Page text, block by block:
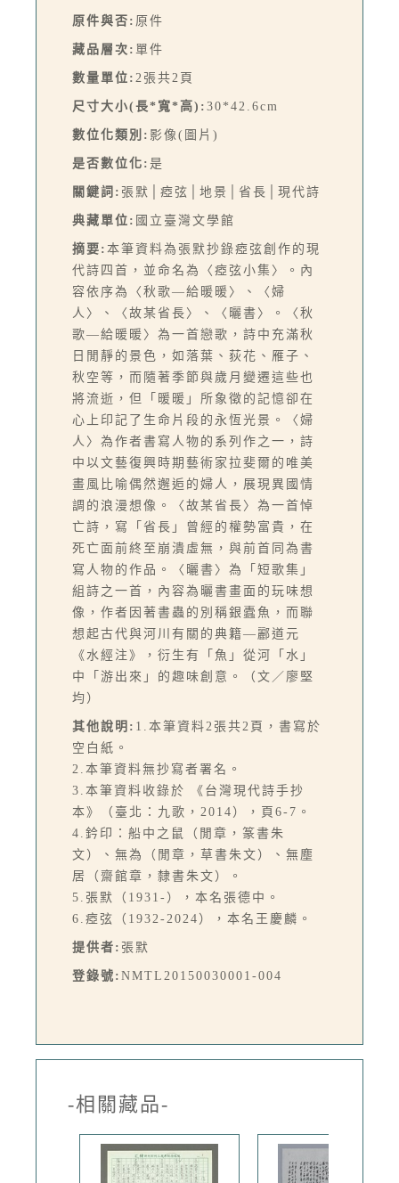
原件與否: 原件
藏品層次: 單件
數量單位: 2張共2頁
尺寸大小(長*寬*高): 30*42.6cm
數位化類別: 影像(圖片)
是否數位化: 是
關鍵詞: 張默│瘂弦│地景│省長│現代詩
典藏單位: 國立臺灣文學館
摘要: 本筆資料為張默抄錄瘂弦創作的現
代詩四首，並命名為〈瘂弦小集〉。內
容依序為〈秋歌—給暖暖〉、〈婦
人〉、〈故某省長〉、〈曬書〉。〈秋
歌—給暖暖〉為一首戀歌，詩中充滿秋
日閒靜的景色，如落葉、荻花、雁子、
秋空等，而隨著季節與歲月變遷這些也
將流逝，但「暖暖」所象徵的記憶卻在
心上印記了生命片段的永恆光景。〈婦
人〉為作者書寫人物的系列作之一，詩
中以文藝復興時期藝術家拉斐爾的唯美
畫風比喻偶然邂逅的婦人，展現異國情
調的浪漫想像。〈故某省長〉為一首悼
亡詩，寫「省長」曾經的權勢富貴，在
死亡面前終至崩潰虛無，與前首同為書
寫人物的作品。〈曬書〉為「短歌集」
組詩之一首，內容為曬書畫面的玩味想
像，作者因著書蟲的別稱銀蠹魚，而聯
想起古代與河川有關的典籍—酈道元
《水經注》，衍生有「魚」從河「水」
中「游出來」的趣味創意。（文／廖堅
均）
其他說明: 1.本筆資料2張共2頁，書寫於
空白紙。
2.本筆資料無抄寫者署名。
3.本筆資料收錄於 《台灣現代詩手抄
本》（臺北：九歌，2014），頁6-7。
4.鈐印：船中之鼠（閒章，篆書朱
文）、無為（閒章，草書朱文）、無塵
居（齋館章，隸書朱文）。
5.張默（1931-），本名張德中。
6.瘂弦（1932-2024），本名王慶麟。
提供者: 張默
登錄號: NMTL20150030001-004
-相關藏品-